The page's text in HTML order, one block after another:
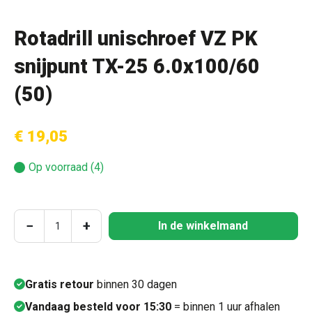
Rotadrill unischroef VZ PK
snijpunt TX-25 6.0x100/60
(50)
€ 19,05
Op voorraad (4)
Producthoeveelheid: Voer de gewenste
− + In de winkelmand
Gratis retour binnen 30 dagen
Vandaag besteld voor 15:30 = binnen 1 uur afhalen